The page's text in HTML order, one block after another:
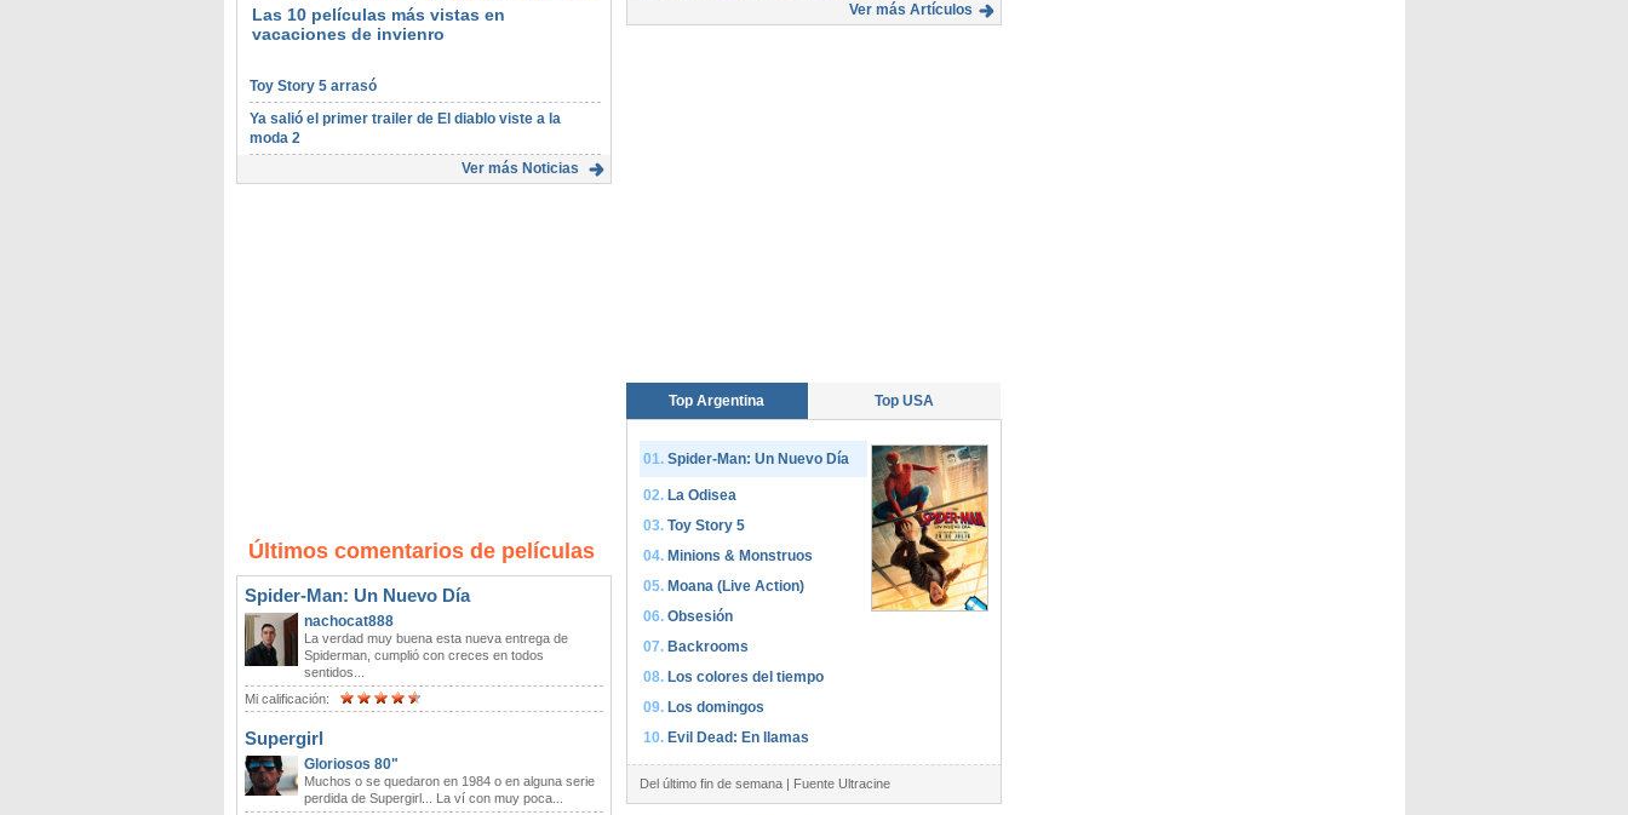
Las 10 películas más vistas en
vacaciones de invienro
Toy Story 5 arrasó
Ya salió el primer trailer de El diablo viste a la
moda 2
Ver más Noticias
Últimos comentarios de películas
Spider-Man: Un Nuevo Día
nachocat888
La verdad muy buena esta nueva entrega de
Spiderman, cumplió con creces en todos
sentidos...
Mi calificación:
Supergirl
Gloriosos 80"
Muchos o se quedaron en 1984 o en alguna serie
perdida de Supergirl... La ví con muy poca...
Ver más Artículos
Top Argentina Top USA
Spider-Man: Un Nuevo Día
La Odisea
Toy Story 5
Minions & Monstruos
Moana (Live Action)
Obsesión
Backrooms
Los colores del tiempo
Los domingos
Evil Dead: En llamas
Del último fin de semana | Fuente Ultracine